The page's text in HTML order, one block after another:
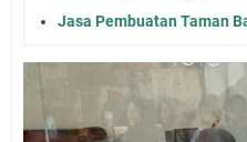
Jasa Pembuatan Taman